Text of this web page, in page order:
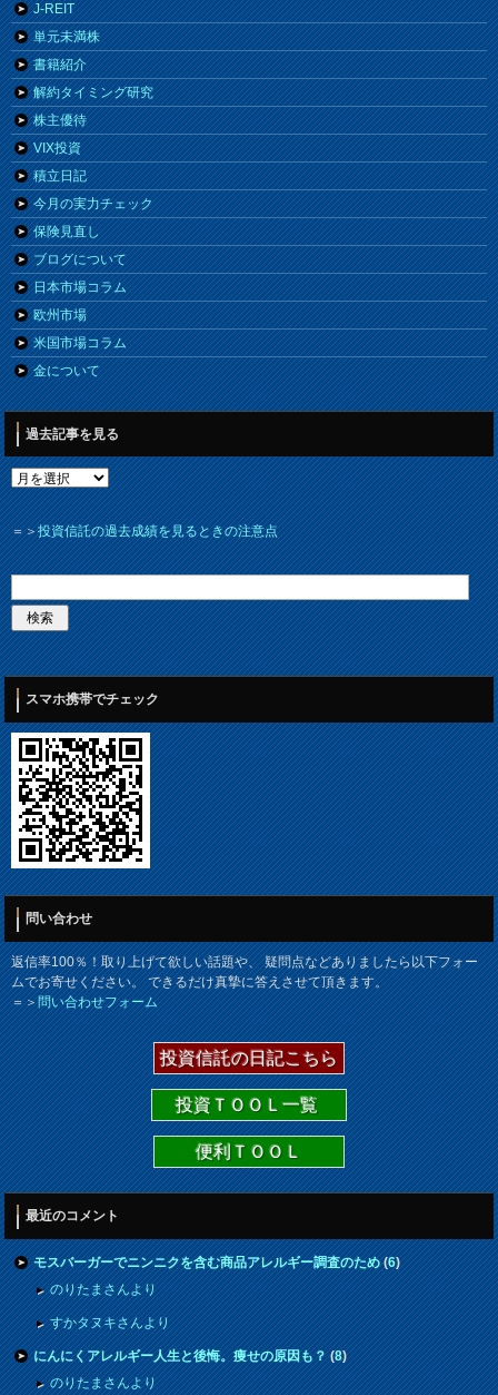
J-REIT
単元未満株
書籍紹介
解約タイミング研究
株主優待
VIX投資
積立日記
今月の実力チェック
保険見直し
ブログについて
日本市場コラム
欧州市場
米国市場コラム
金について
過去記事を見る
＝＞投資信託の過去成績を見るときの注意点
スマホ携帯でチェック
問い合わせ
返信率100％！取り上げて欲しい話題や、 疑問点などありましたら以下フォー
ムでお寄せください。 できるだけ真摯に答えさせて頂きます。
＝＞問い合わせフォーム
投資信託の日記こちら
投資ＴＯＯＬ一覧
便利ＴＯＯＬ
最近のコメント
モスバーガーでニンニクを含む商品アレルギー調査のため(6)
のりたまさんより
すかタヌキさんより
にんにくアレルギー人生と後悔。痩せの原因も？(8)
のりたまさんより